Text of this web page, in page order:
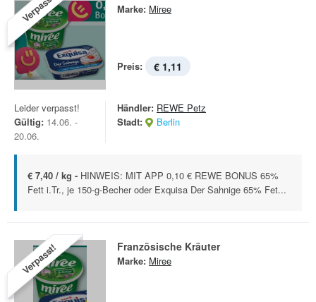
Marke: Miree
Preis: € 1,11
Leider verpasst!
Gültig: 14.06. -
20.06.
Händler: REWE Petz
Stadt:
Berlin
€ 7,40 / kg - HINWEIS: MIT APP 0,10 € REWE BONUS 65%
Fett i.Tr., je 150-g-Becher oder Exquisa Der Sahnige 65% Fet...
Verpasst! Französische Kräuter
Marke: Miree